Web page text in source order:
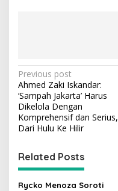
P
o
s
t
a
v
Previous post
Ahmed Zaki Iskandar:
‘Sampah Jakarta’ Harus
Dikelola Dengan
Komprehensif dan Serius,
Dari Hulu Ke Hilir
Related Posts
Rycko Menoza Soroti